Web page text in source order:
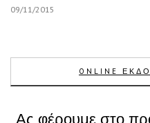
09/11/2015
ONLINE
Ας φέρουμε στο